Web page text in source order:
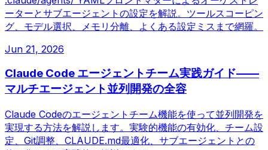
ーターとサブエージェントの設定を解説。ツールスコーピン
グ、モデル選択、メモリ分離、よくある設定ミスまで網羅。
Jun 21, 2026
Claude Code エージェントチーム実践ガイド——
マルチエージェント並列開発の全容
Claude Codeのエージェントチーム機能を使って並列開発を
実現する方法を解説します。実験的機能の有効化、チーム設
定、Git調整、CLAUDE.md最適化、サブエージェントとの